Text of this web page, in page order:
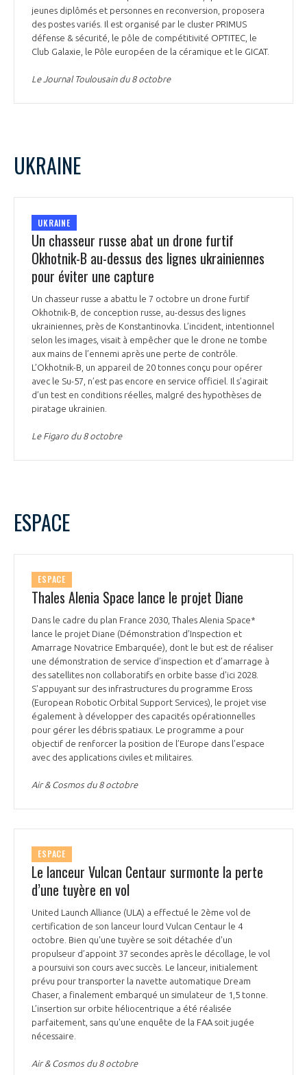
jeunes diplômés et personnes en reconversion, proposera
des postes variés. Il est organisé par le cluster PRIMUS
défense & sécurité, le pôle de compétitivité OPTITEC, le
Club Galaxie, le Pôle européen de la céramique et le GICAT.
Le Journal Toulousain du 8 octobre
UKRAINE
UKRAINE
Un chasseur russe abat un drone furtif
Okhotnik-B au-dessus des lignes ukrainiennes
pour éviter une capture
Un chasseur russe a abattu le 7 octobre un drone furtif
Okhotnik-B, de conception russe, au-dessus des lignes
ukrainiennes, près de Konstantinovka. L’incident, intentionnel
selon les images, visait à empêcher que le drone ne tombe
aux mains de l’ennemi après une perte de contrôle.
L’Okhotnik-B, un appareil de 20 tonnes conçu pour opérer
avec le Su-57, n’est pas encore en service officiel. Il s’agirait
d’un test en conditions réelles, malgré des hypothèses de
piratage ukrainien.
Le Figaro du 8 octobre
ESPACE
ESPACE
Thales Alenia Space lance le projet Diane
Dans le cadre du plan France 2030, Thales Alenia Space*
lance le projet Diane (Démonstration d’Inspection et
Amarrage Novatrice Embarquée), dont le but est de réaliser
une démonstration de service d’inspection et d’amarrage à
des satellites non collaboratifs en orbite basse d'ici 2028.
S'appuyant sur des infrastructures du programme Eross
(European Robotic Orbital Support Services), le projet vise
également à développer des capacités opérationnelles
pour gérer les débris spatiaux. Le programme a pour
objectif de renforcer la position de l’Europe dans l’espace
avec des applications civiles et militaires.
Air & Cosmos du 8 octobre
ESPACE
Le lanceur Vulcan Centaur surmonte la perte
d’une tuyère en vol
United Launch Alliance (ULA) a effectué le 2ème vol de
certification de son lanceur lourd Vulcan Centaur le 4
octobre. Bien qu'une tuyère se soit détachée d'un
propulseur d’appoint 37 secondes après le décollage, le vol
a poursuivi son cours avec succès. Le lanceur, initialement
prévu pour transporter la navette automatique Dream
Chaser, a finalement embarqué un simulateur de 1,5 tonne.
L’insertion sur orbite héliocentrique a été réalisée
parfaitement, sans qu'une enquête de la FAA soit jugée
nécessaire.
Air & Cosmos du 8 octobre